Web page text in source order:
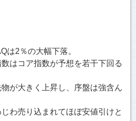
は2％の大幅下落。
はコア指数が予想を若干下回る
が大きく上昇し、序盤は強含ん
わ売り込まれてほぼ安値引けと